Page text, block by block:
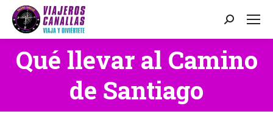
Buscar:
Qué llevar al Camino
de Santiago